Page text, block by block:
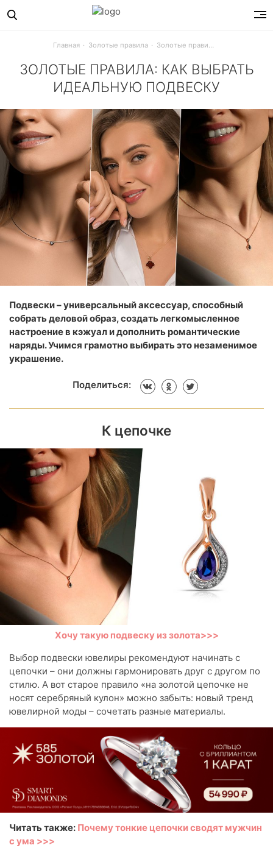
Главная Золотые правила
ЗОЛОТЫЕ ПРАВИЛА: КАК ВЫБРАТЬ
ИДЕАЛЬНУЮ ПОДВЕСКУ
Подвеска - универсальное украшение в твоей шкатулке.
Подвески – универсальный аксессуар, способный
собрать деловой образ, создать легкомысленное
настроение в кэжуал и дополнить романтические
наряды. Учимся грамотно выбирать это незаменимое
украшение.
Поделиться:
К цепочке
Хочу такую подвеску из золота>>>
Выбор подвески ювелиры рекомендуют начинать с
цепочки – они должны гармонировать друг с другом по
стилю. А вот старое правило «на золотой цепочке не
носят серебряный кулон» можно забыть: новый тренд
ювелирной моды – сочетать разные материалы.
Читать также: Почему тонкие цепочки сводят мужчин
с ума >>>